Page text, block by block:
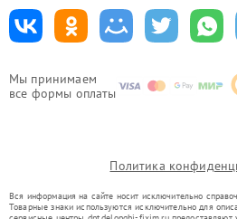
Мы принимаем
все формы оплаты
Политика
Вся информация на сайте носит исключительно
Товарные знаки используются исключительно для